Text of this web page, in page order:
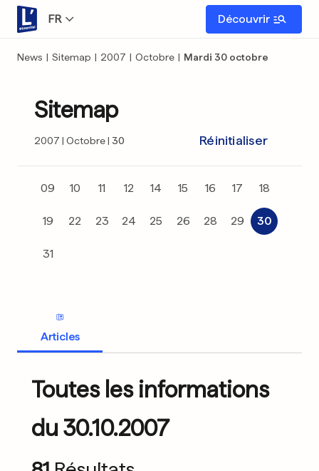
FR Découvrir
News | Sitemap | 2007 | Octobre | Mardi 30 octobre
Sitemap
2007 Octobre 30 Réinitialiser
09 10 11 12 14 15 16 17 18
19 22 23 24 25 26 28 29 30
31
Articles
Toutes les informations
du 30.10.2007